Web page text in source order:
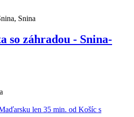
Snina
so záhradou - Snina-